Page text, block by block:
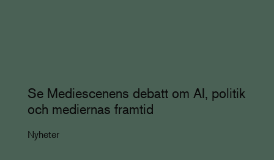
Se Mediescenens debatt om AI, politik
och mediernas framtid
Nyheter